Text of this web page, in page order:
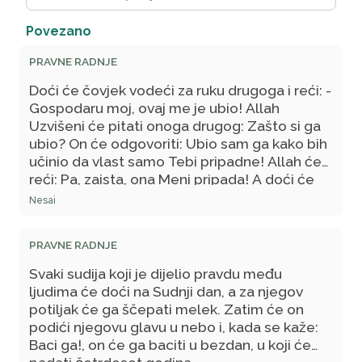
Povezano
PRAVNE RADNJE
Doći će čovjek vodeći za ruku drugoga i reći: -
Gospodaru moj, ovaj me je ubio! Allah
Uzvišeni će pitati onoga drugog: Zašto si ga
ubio? On će odgovoriti: Ubio sam ga kako bih
učinio da vlast samo Tebi pripadne! Allah će
reći: Pa, zaista, ona Meni pripada! A doći će
drugi čovjek vodeći za ruku drugoga i reći:
će odgovoriti: Zbog toga da bi vlast pripala
čovjeku. Allah će reći: Zaista, ona ne pripada
čovjeku! Taj ubica će odgovorati za svoj
grijeh.
Nesai
PRAVNE RADNJE
Svaki sudija koji je dijelio pravdu među
ljudima će doći na Sudnji dan, a za njegov
potiljak će ga ščepati melek. Zatim će on
podići njegovu glavu u nebo i, kada se kaže:
Baci ga!, on će ga baciti u bezdan, u koji će